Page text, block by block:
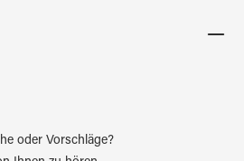
oder Vorschläge?